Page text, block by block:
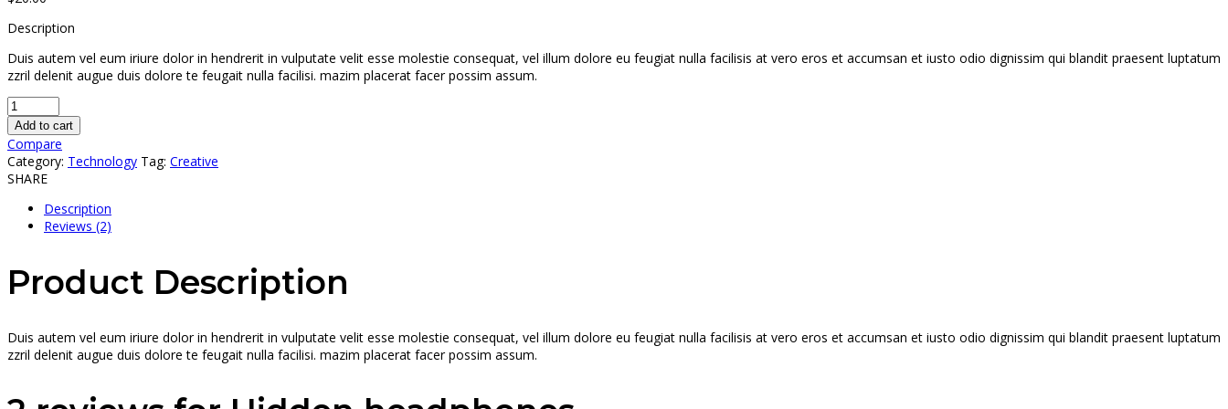
Description
Duis autem vel eum iriure dolor in hendrerit in vulputate velit esse molestie consequat, vel illum dolore eu feugiat nulla facilisis at vero eros et accumsan et iusto odio dignissim qui blandit praesent luptatum
zzril delenit augue duis dolore te feugait nulla facilisi. mazim placerat facer possim assum.
Add to cart
Compare
Category: Technology Tag: Creative
SHARE
Description
Reviews (2)
Product Description
Duis autem vel eum iriure dolor in hendrerit in vulputate velit esse molestie consequat, vel illum dolore eu feugiat nulla facilisis at vero eros et accumsan et iusto odio dignissim qui blandit praesent luptatum
zzril delenit augue duis dolore te feugait nulla facilisi. mazim placerat facer possim assum.